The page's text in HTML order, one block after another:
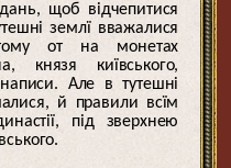
щоб відчепитися
землї вважалися
от на монетах
князя київського,
Але в тутешні
й правили всїм
під зверхнею